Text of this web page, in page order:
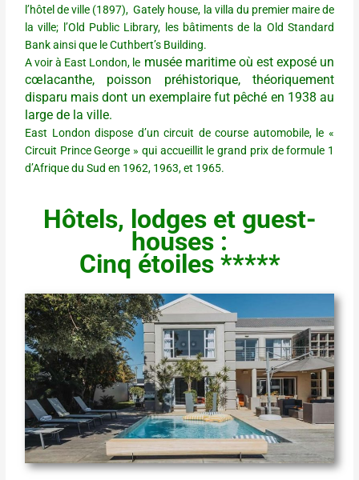
l’hôtel de ville (1897), Gately house, la villa du premier maire de
la ville; l’Old Public Library, les bâtiments de la Old Standard
Bank ainsi que le Cuthbert’s Building.
A voir à East London, le musée maritime où est exposé un
cœlacanthe, poisson préhistorique, théoriquement
disparu mais dont un exemplaire fut pêché en 1938 au
large de la ville.
East London dispose d’un circuit de course automobile, le «
Circuit Prince George » qui accueillit le grand prix de formule 1
d’Afrique du Sud en 1962, 1963, et 1965.
Hôtels, lodges et guest-
houses :
Cinq étoiles *****